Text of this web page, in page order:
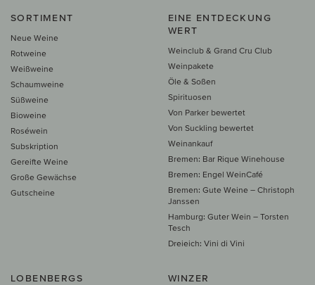
SORTIMENT
Neue Weine
Rotweine
Weißweine
Schaumweine
Süßweine
Bioweine
Roséwein
Subskription
Gereifte Weine
Große Gewächse
Gutscheine
EINE ENTDECKUNG
WERT
Weinclub & Grand Cru Club
Weinpakete
Öle & Soßen
Spirituosen
Von Parker bewertet
Von Suckling bewertet
Weinankauf
Bremen: Bar Rique Winehouse
Bremen: Engel WeinCafé
Bremen: Gute Weine – Christoph
Janssen
Hamburg: Guter Wein – Torsten
Tesch
Dreieich: Vini di Vini
LOBENBERGS WINZER